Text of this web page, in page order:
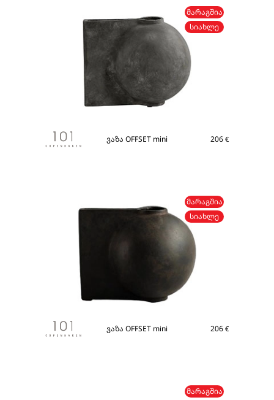
ᲛᲐᲠᲐᲒᲨᲘᲐ
ᲡᲘᲐᲮᲚᲔ
ვაზა OFFSET mini 206 €
ᲛᲐᲠᲐᲒᲨᲘᲐ
ᲡᲘᲐᲮᲚᲔ
ვაზა OFFSET mini 206 €
ᲛᲐᲠᲐᲒᲨᲘᲐ